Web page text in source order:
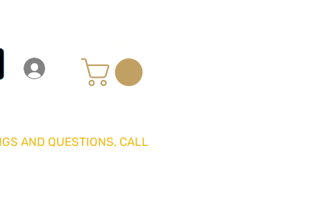
AND QUESTIONS, CALL